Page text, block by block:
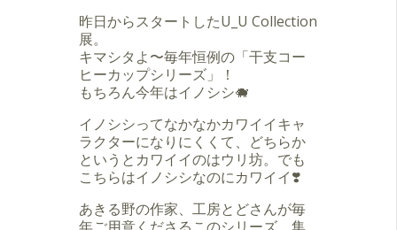
昨日からスタートしたU_U Collection
展。
キマシタよ〜毎年恒例の「干支コー
ヒーカップシリーズ」！
もちろん今年はイノシシ🐗
イノシシってなかなかカワイイキャ
ラクターになりにくくて、どちらか
というとカワイイのはウリ坊。でも
こちらはイノシシなのにカワイイ❣️
あきる野の作家、工房とどさんが毎